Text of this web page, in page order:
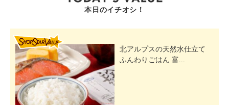
本日のイチオシ！
北アルプスの天然水仕立て
ふんわりごはん 富...